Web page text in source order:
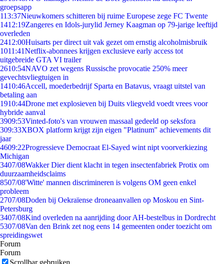
groepsapp
113:37Nieuwkomers schitteren bij ruime Europese zege FC Twente
1412:19Zangeres en Idols-jurylid Jerney Kaagman op 79-jarige leeftijd
overleden
2412:00Huisarts per direct uit vak gezet om ernstig alcoholmisbruik
1011:41Netflix-abonnees krijgen exclusieve early access tot
uitgebreide GTA VI trailer
2610:54NAVO zet wegens Russische provocatie 250% meer
gevechtsvliegtuigen in
1410:46Accell, moederbedrijf Sparta en Batavus, vraagt uitstel van
betaling aan
1910:44Drone met explosieven bij Duits vliegveld voedt vrees voor
hybride aanval
3909:53Vinted-foto's van vrouwen massaal gedeeld op seksfora
309:33XBOX platform krijgt zijn eigen "Platinum" achievements dit
jaar
4609:22Progressieve Democraat El-Sayed wint nipt voorverkiezing
Michigan
3407/08Wakker Dier dient klacht in tegen insectenfabriek Protix om
duurzaamheidsclaims
8507/08'Witte' mannen discrimineren is volgens OM geen enkel
probleem
2707/08Doden bij Oekraïense droneaanvallen op Moskou en Sint-
Petersburg
3407/08Kind overleden na aanrijding door AH-bestelbus in Dordrecht
5307/08Van den Brink zet nog eens 14 gemeenten onder toezicht om
spreidingswet
Forum
Forum
Scrollbar gebruiken